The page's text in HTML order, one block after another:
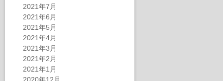
2021年7月
2021年6月
2021年5月
2021年4月
2021年3月
2021年2月
2021年1月